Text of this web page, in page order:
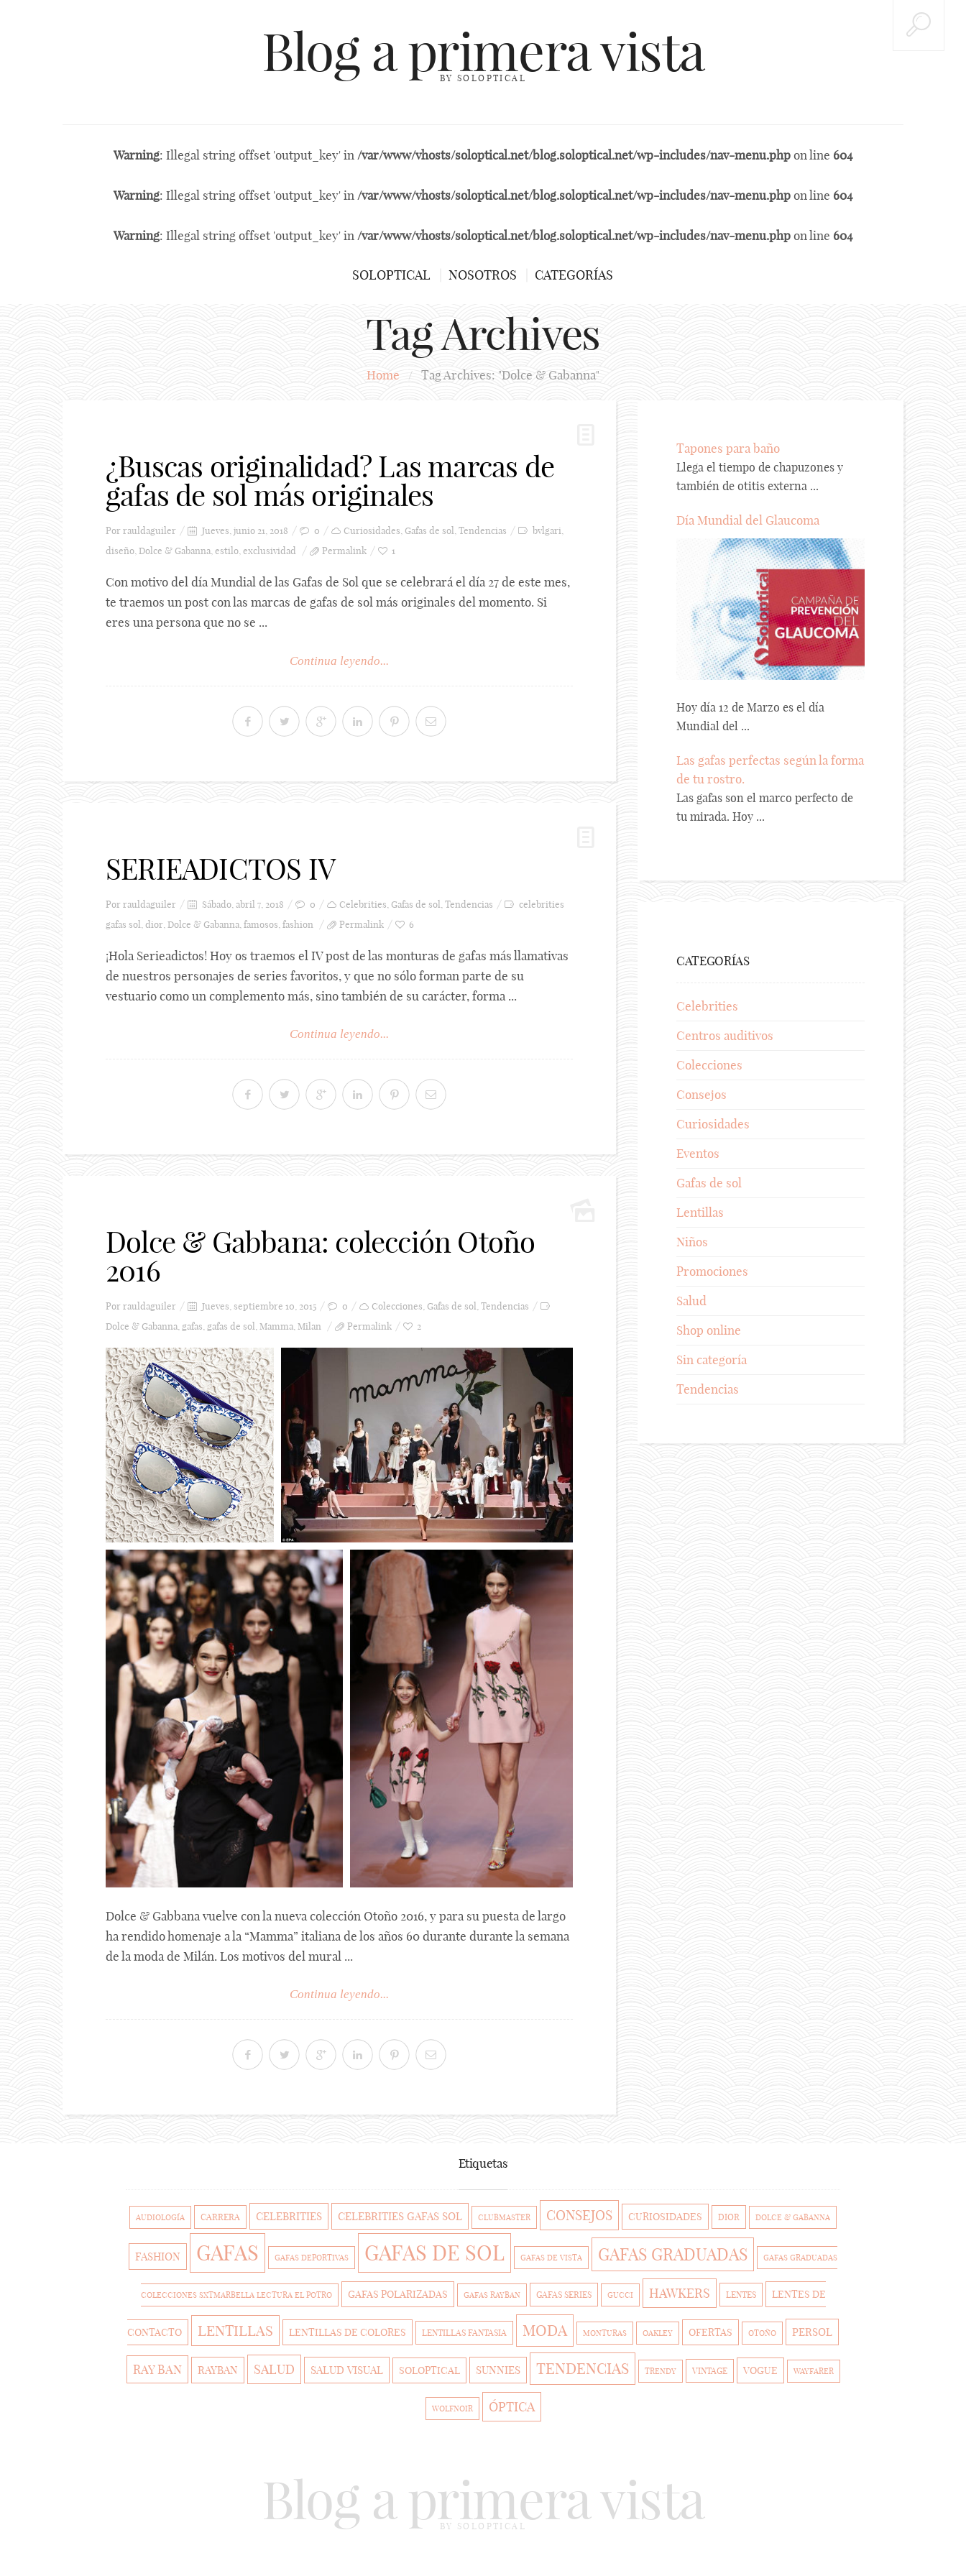
Blog a primera vista
BY SOLOPTICAL
Warning: Illegal string offset 'output_key' in /var/www/vhosts/soloptical.net/blog.soloptical.net/wp-includes/nav-menu.phpon line 604
Warning: Illegal string offset 'output_key' in /var/www/vhosts/soloptical.net/blog.soloptical.net/wp-includes/nav-menu.phpon line 604
Warning: Illegal string offset 'output_key' in /var/www/vhosts/soloptical.net/blog.soloptical.net/wp-includes/nav-menu.phpon line 604
SOLOPTICAL NOSOTROS CATEGORÍAS
Tag Archives
Home / Tag Archives: "Dolce & Gabanna"
¿Buscas originalidad? Las marcas de
gafas de sol más originales
Porrauldaguiler Jueves, junio 21, 2018 0 Curiosidades Gafas de sol Tendencias bvlgari
diseño Dolce & Gabanna estilo exclusividad Permalink 1
Con motivo del día Mundial de las Gafas de Sol que se celebrará el día 27 de este mes,
te traemos un post con las marcas de gafas de sol más originales del momento. Si
eres una persona que no se ...
Continua leyendo...
SERIEADICTOS IV
Porrauldaguiler Sábado, abril 7, 2018 0 Celebrities Gafas de sol Tendencias
celebrities
gafas sol dior Dolce & Gabanna famosos fashion Permalink 6
¡Hola Serieadictos! Hoy os traemos el IV post de las monturas de gafas más llamativas
de nuestros personajes de series favoritos, y que no sólo forman parte de su
vestuario como un complemento más, sino también de su carácter, forma ...
Continua leyendo...
Dolce & Gabbana: colección Otoño
2016
Porrauldaguiler Jueves, septiembre 10, 2015 0 Colecciones Gafas de sol Tendencias
Dolce & Gabanna gafas gafas de sol Mamma Milan Permalink 2
Dolce & Gabbana vuelve con la nueva colección Otoño 2016, y para su puesta de largo
ha rendido homenaje a la “Mamma” italiana de los años 60 durante durante la semana
de la moda de Milán. Los motivos del mural ...
Continua leyendo...
Tapones para baño
Llega el tiempo de chapuzones y
también de otitis externa ...
Día Mundial del Glaucoma
Hoy día 12 de Marzo es el día
Mundial del ...
Las gafas perfectas según la forma
de tu rostro.
Las gafas son el marco perfecto de
tu mirada. Hoy ...
CATEGORÍAS
Celebrities
Centros auditivos
Colecciones
Consejos
Curiosidades
Eventos
Gafas de sol
Lentillas
Niños
Promociones
Salud
Shop online
Sin categoría
Tendencias
Etiquetas
AUDIOLOGÍA CARRERA CELEBRITIES CELEBRITIES GAFAS SOL CLUBMASTER CONSEJOS CURIOSIDADES DIOR DOLCE & GABANNA
FASHION GAFAS GAFAS DEPORTIVAS GAFAS DE SOL GAFAS DE VISTA GAFAS GRADUADAS GAFAS GRADUADAS
COLECCIONES SXTMARBELLA LECTURA EL POTRO GAFAS POLARIZADAS GAFAS RAYBAN GAFAS SERIES GUCCI HAWKERS LENTES LENTES DE
CONTACTO LENTILLAS LENTILLAS DE COLORES LENTILLAS FANTASIA MODA MONTURAS OAKLEY OFERTAS OTOÑO PERSOL
RAY BAN RAYBAN SALUD SALUD VISUAL SOLOPTICAL SUNNIES TENDENCIAS TRENDY VINTAGE VOGUE WAYFARER
WOLFNOIR ÓPTICA
Blog a primera vista
BY SOLOPTICAL